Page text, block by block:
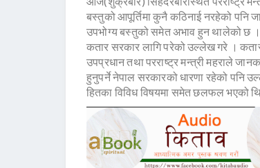
बस्तुको आपूर्तिमा कुनै कठिनाई नरहेको पनि
उपभोग्य बस्तुको समेत अभाव हुन थालेको छ ।
कतार सरकार लागि परेको उल्लेख गरे ।
उपप्रधान तथा परराष्ट्र मन्त्री महराले
हुनुपर्ने नेपाल सरकारको धारणा रहेको पनि
हितका विविध विषयमा समेत छलफल भएको